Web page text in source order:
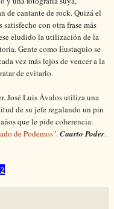
de cantante de rock. Quizá el
con otra frase más
eludido la utilización de la
Gente como Eustaquio se
vez más lejos de vencer a la
de evitarlo.
José Luis Ávalos utiliza una
de su jefe regalando un pin
que le pide coherencia:
de Podemos".Cuarto Poder.